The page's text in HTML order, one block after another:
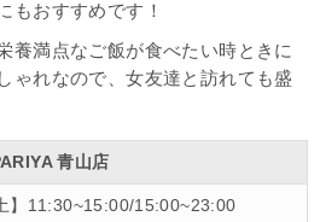
もおすすめです！
養満点なご飯が食べたい時ときに
ゃれなので、女友達と訪れても盛
青山店
】11:30~15:00/15:00~23:00